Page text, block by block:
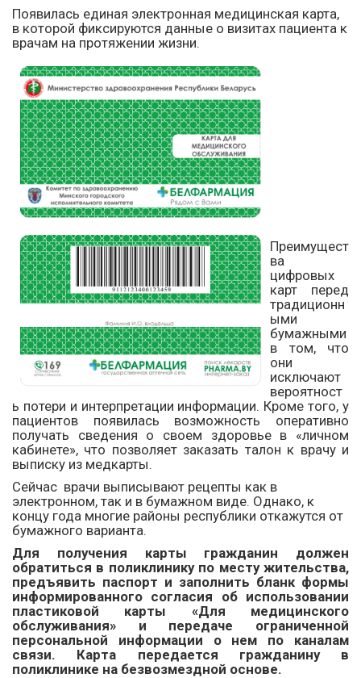
Появилась единая электронная медицинская карта,
в которой фиксируются данные о визитах пациента к
врачам на протяжении жизни.
Преимущест
ва
цифровых
карт перед
традиционн
ыми
бумажными
в том, что
они
исключают
вероятност
ь потери и интерпретации информации. Кроме того, у
пациентов появилась возможность оперативно
получать сведения о своем здоровье в «личном
кабинете», что позволяет заказать талон к врачу и
выписку из медкарты.
Сейчас врачи выписывают рецепты как в
электронном, так и в бумажном виде. Однако, к
концу года многие районы республики откажутся от
бумажного варианта.
Для получения карты гражданин должен
обратиться в поликлинику по месту жительства,
предъявить паспорт и заполнить бланк формы
информированного согласия об использовании
пластиковой карты «Для медицинского
обслуживания» и передаче ограниченной
персональной информации о нем по каналам
связи. Карта передается гражданину в
поликлинике на безвозмездной основе.